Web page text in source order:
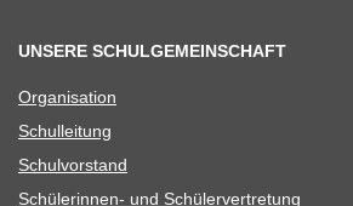
UNSERE SCHULGEMEINSCHAFT
Orga­ni­sa­tion
Schul­lei­tung
Schul­vor­stand
Schü­le­rin­nen- und Schülervertretung